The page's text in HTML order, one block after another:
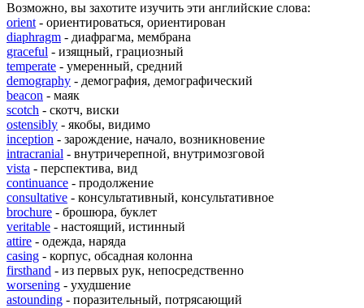
Возможно, вы захотите изучить эти английские слова:
orient - ориентироваться, ориентирован
diaphragm - диафрагма, мембрана
graceful - изящный, грациозный
temperate - умеренный, средний
demography - демография, демографический
beacon - маяк
scotch - скотч, виски
ostensibly - якобы, видимо
inception - зарождение, начало, возникновение
intracranial - внутричерепной, внутримозговой
vista - перспектива, вид
continuance - продолжение
consultative - консультативный, консультативное
brochure - брошюра, буклет
veritable - настоящий, истинный
attire - одежда, наряда
casing - корпус, обсадная колонна
firsthand - из первых рук, непосредственно
worsening - ухудшение
astounding - поразительный, потрясающий